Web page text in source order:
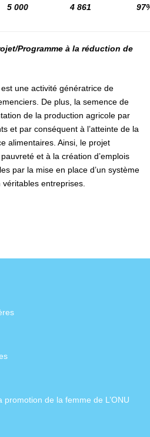
5 000 4 861
Programme à la réduction de
une activité génératrice de
De plus, la semence de
de la production agricole par
et par conséquent à l’atteinte de la
alimentaires. Ainsi, le projet
et à la création d’emplois
par la mise en place d’un système
entreprises.
de la femme de L’ONU